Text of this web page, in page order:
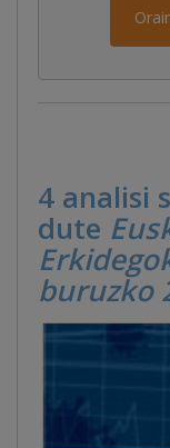
4 analisi
dute
buruzko